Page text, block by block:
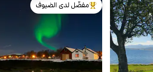
من أبرز البيوت المفضّلة لدى الضيوف
مفضّل لدى الضيوف